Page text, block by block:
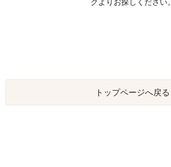
トップページへ戻る